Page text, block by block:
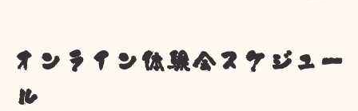
オンライン体験会スケジュー
ル